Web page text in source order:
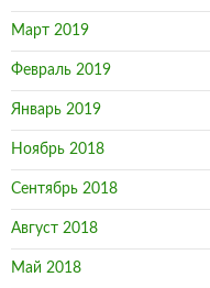
Март 2019
Февраль 2019
Январь 2019
Ноябрь 2018
Сентябрь 2018
Август 2018
Май 2018